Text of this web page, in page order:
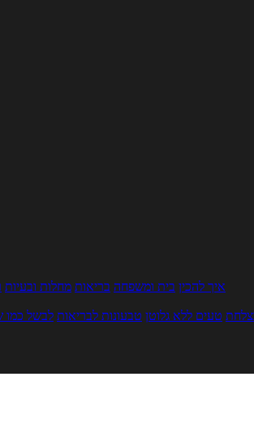
איך להכין בית ומשפחה בריאות מחלות ובעיות
טעים ללא גלוטן טבעונות לבריאות לבשל כמו